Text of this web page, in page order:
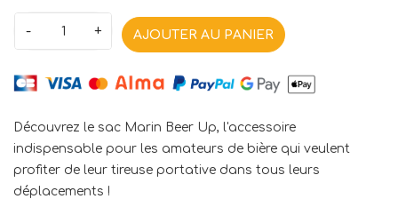
- + AJOUTER AU PANIER
Découvrez le sac Marin Beer Up, l'accessoire
indispensable pour les amateurs de bière qui veulent
profiter de leur tireuse portative dans tous leurs
déplacements !